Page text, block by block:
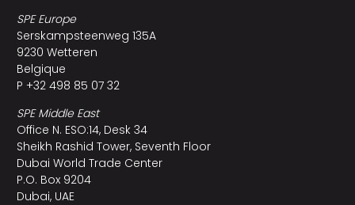
SPE Europe
Serskampsteenweg 135A
9230 Wetteren
Belgique
P +32 498 85 07 32
SPE Middle East
Office N. ESO:14, Desk 34
Sheikh Rashid Tower, Seventh Floor
Dubai World Trade Center
P.O. Box 9204
Dubai, UAE